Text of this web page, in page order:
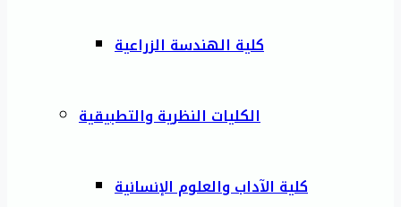
كلية الهندسة الزراعية
الكليات النظرية والتطبيقية
كلية الآداب والعلوم الإنسانية